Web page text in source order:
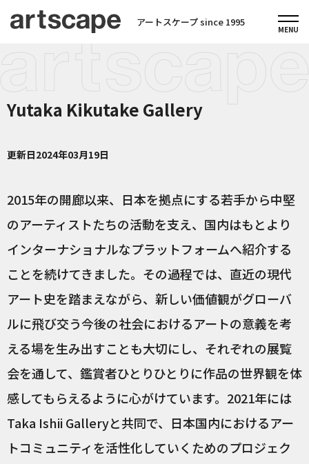
アートスケープ since 1995
Yutaka Kikutake Gallery
更新日2024年03月19日
2015年の開廊以来、日本を拠点にする若手から中堅
のアーティストたちの活動を支え、国内はもとより
インターナショナルなプラットフォームへ紹介する
ことを続けてきました。その過程では、直近の現代
アート史を踏まえながら、新しい価値観がグローバ
ルに飛び交う今後の社会におけるアートの意義を考
える場を生み出すことも大切にし、それぞれの展覧
会を通して、鑑賞者ひとりひとりに作品の世界観を体
感してもらえるように心がけています。2021年には
Taka Ishii Galleryと共同で、日本国内におけるアー
トコミュニティを活性化していくためのプロジェク